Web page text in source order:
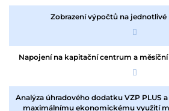
Zobrazení výpočtů na jednotlivé
Napojení na kapitační centrum a
Analýza úhradového dodatku VZP PLUS
maximálnímu ekonomickému využití